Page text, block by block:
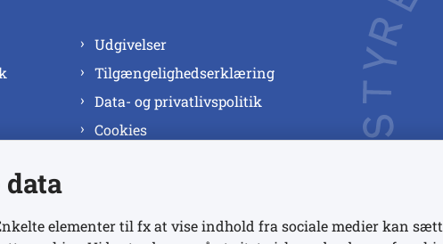
Udgivelser
Tilgængelighedserklæring
Data- og privatlivspolitik
Cookies
data
elementer til fx at vise indhold fra sociale medier kan